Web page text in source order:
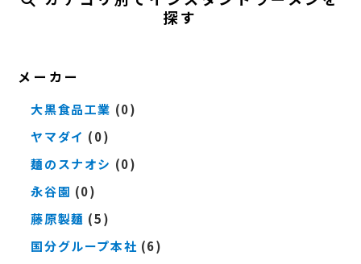
探す
メーカー
大黒食品工業 (0)
ヤマダイ (0)
麺のスナオシ (0)
永谷園 (0)
藤原製麺 (5)
国分グループ本社 (6)